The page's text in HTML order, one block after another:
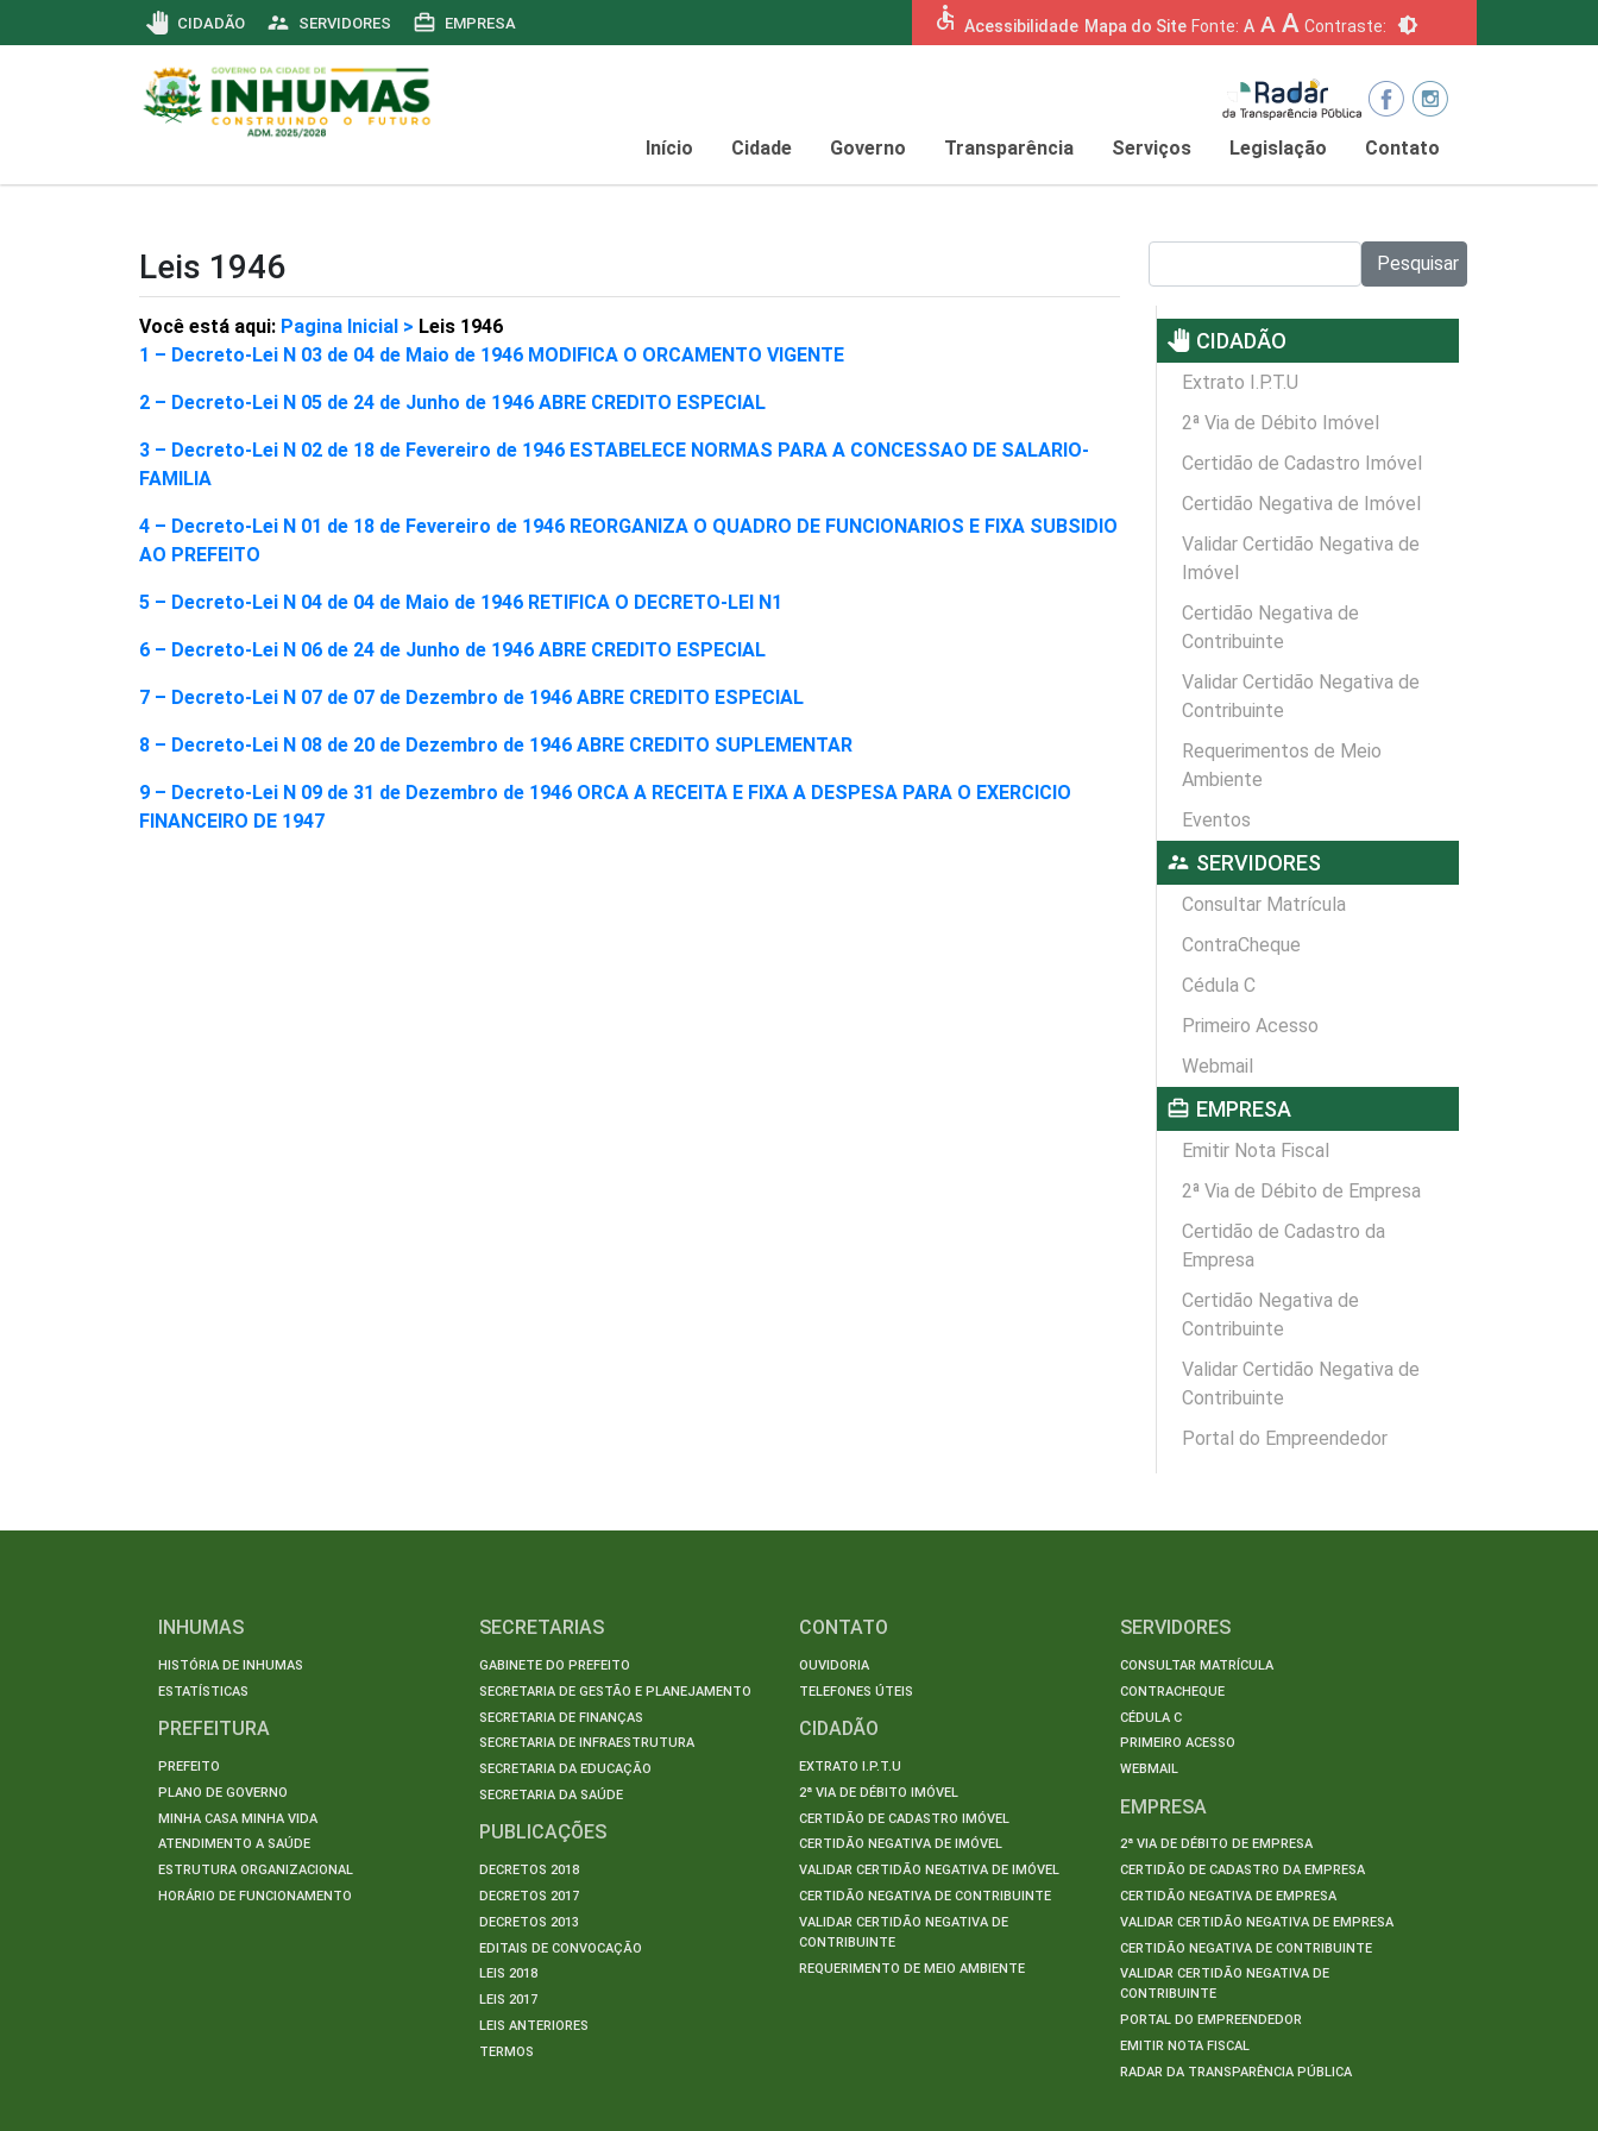
pan_tool CIDADÃO supervisor_account SERVIDORES card_travel EMPRESA accessible Acessibilidade Mapa do Site Fonte: A A A Contraste: brightness_6
Início Cidade Governo Transparência Serviços Legislação Contato
Leis 1946
Você está aqui: Pagina Inicial > Leis 1946
1 – Decreto-Lei N 03 de 04 de Maio de 1946 MODIFICA O ORCAMENTO VIGENTE
2 – Decreto-Lei N 05 de 24 de Junho de 1946 ABRE CREDITO ESPECIAL
3 – Decreto-Lei N 02 de 18 de Fevereiro de 1946 ESTABELECE NORMAS PARA A CONCESSAO DE SALARIO-
FAMILIA
4 – Decreto-Lei N 01 de 18 de Fevereiro de 1946 REORGANIZA O QUADRO DE FUNCIONARIOS E FIXA SUBSIDIO
AO PREFEITO
5 – Decreto-Lei N 04 de 04 de Maio de 1946 RETIFICA O DECRETO-LEI N1
6 – Decreto-Lei N 06 de 24 de Junho de 1946 ABRE CREDITO ESPECIAL
7 – Decreto-Lei N 07 de 07 de Dezembro de 1946 ABRE CREDITO ESPECIAL
8 – Decreto-Lei N 08 de 20 de Dezembro de 1946 ABRE CREDITO SUPLEMENTAR
9 – Decreto-Lei N 09 de 31 de Dezembro de 1946 ORCA A RECEITA E FIXA A DESPESA PARA O EXERCICIO
FINANCEIRO DE 1947
Pesquisar
pan_tool CIDADÃO
Extrato I.P.T.U
2ª Via de Débito Imóvel
Certidão de Cadastro Imóvel
Certidão Negativa de Imóvel
Validar Certidão Negativa de
Imóvel
Certidão Negativa de
Contribuinte
Validar Certidão Negativa de
Contribuinte
Requerimentos de Meio
Ambiente
Eventos
supervisor_account SERVIDORES
Consultar Matrícula
ContraCheque
Cédula C
Primeiro Acesso
Webmail
card_travel EMPRESA
Emitir Nota Fiscal
2ª Via de Débito de Empresa
Certidão de Cadastro da
Empresa
Certidão Negativa de
Contribuinte
Validar Certidão Negativa de
Contribuinte
Portal do Empreendedor
INHUMAS
HISTÓRIA DE INHUMAS
ESTATÍSTICAS
PREFEITURA
PREFEITO
PLANO DE GOVERNO
MINHA CASA MINHA VIDA
ATENDIMENTO A SAÚDE
ESTRUTURA ORGANIZACIONAL
HORÁRIO DE FUNCIONAMENTO
SECRETARIAS
GABINETE DO PREFEITO
SECRETARIA DE GESTÃO E PLANEJAMENTO
SECRETARIA DE FINANÇAS
SECRETARIA DE INFRAESTRUTURA
SECRETARIA DA EDUCAÇÃO
SECRETARIA DA SAÚDE
PUBLICAÇÕES
DECRETOS 2018
DECRETOS 2017
DECRETOS 2013
EDITAIS DE CONVOCAÇÃO
LEIS 2018
LEIS 2017
LEIS ANTERIORES
TERMOS
CONTATO
OUVIDORIA
TELEFONES ÚTEIS
CIDADÃO
EXTRATO I.P.T.U
2ª VIA DE DÉBITO IMÓVEL
CERTIDÃO DE CADASTRO IMÓVEL
CERTIDÃO NEGATIVA DE IMÓVEL
VALIDAR CERTIDÃO NEGATIVA DE IMÓVEL
CERTIDÃO NEGATIVA DE CONTRIBUINTE
VALIDAR CERTIDÃO NEGATIVA DE
CONTRIBUINTE
REQUERIMENTO DE MEIO AMBIENTE
SERVIDORES
CONSULTAR MATRÍCULA
CONTRACHEQUE
CÉDULA C
PRIMEIRO ACESSO
WEBMAIL
EMPRESA
2ª VIA DE DÉBITO DE EMPRESA
CERTIDÃO DE CADASTRO DA EMPRESA
CERTIDÃO NEGATIVA DE EMPRESA
VALIDAR CERTIDÃO NEGATIVA DE EMPRESA
CERTIDÃO NEGATIVA DE CONTRIBUINTE
VALIDAR CERTIDÃO NEGATIVA DE
CONTRIBUINTE
PORTAL DO EMPREENDEDOR
EMITIR NOTA FISCAL
RADAR DA TRANSPARÊNCIA PÚBLICA